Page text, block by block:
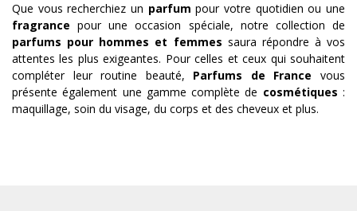
Que vous recherchiez un parfum pour votre quotidien ou une
fragrance pour une occasion spéciale, notre collection de
parfums pour hommes et femmes saura répondre à vos
attentes les plus exigeantes. Pour celles et ceux qui souhaitent
compléter leur routine beauté, Parfums de France vous
présente également une gamme complète de cosmétiques :
maquillage, soin du visage, du corps et des cheveux et plus.